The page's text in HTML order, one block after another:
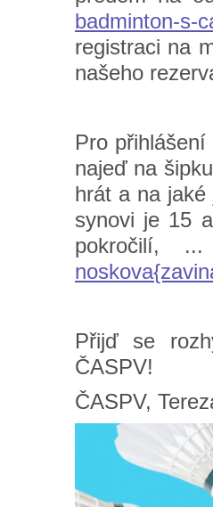
badminton-s-
registraci na
našeho
Pro
najeď na
hrát a na
synovi je 15
pokročilí,
Přijď se
ČASPV!
ČASPV,